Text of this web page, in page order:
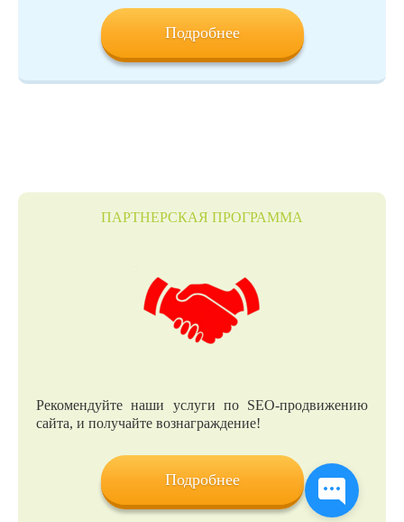
Подробнее
ПАРТНЕРСКАЯ ПРОГРАММА
Рекомендуйте наши услуги по SEO-продвижению
сайта, и получайте вознаграждение!
Подробнее